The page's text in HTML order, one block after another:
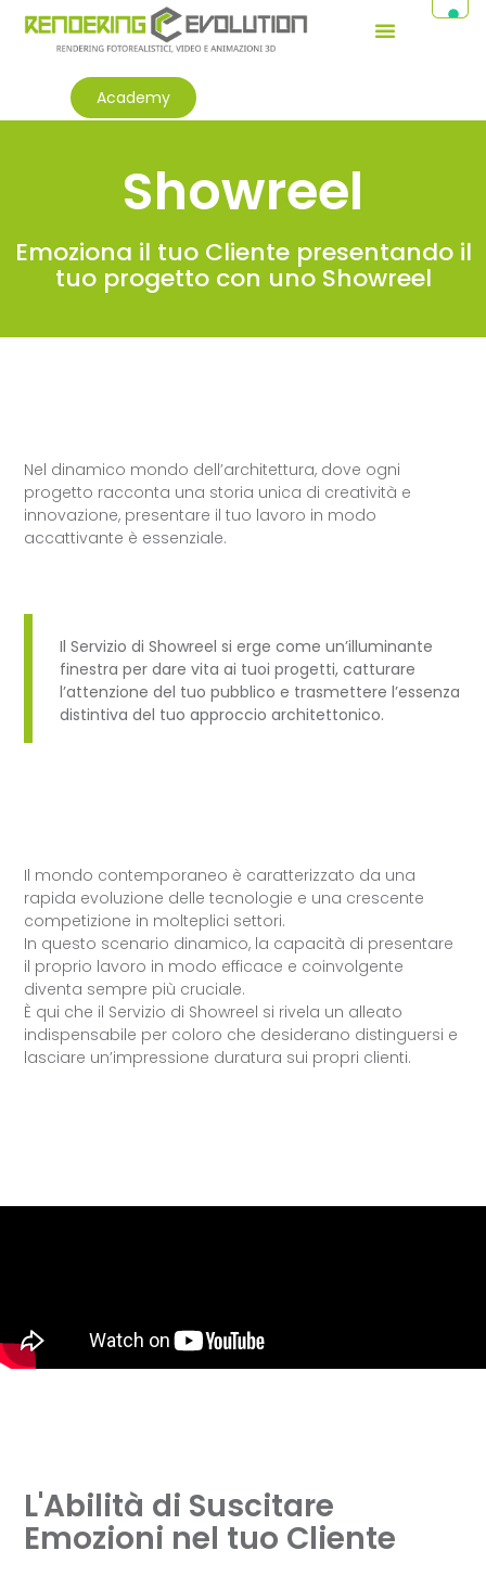
Academy
Showreel
Emoziona il tuo Cliente presentando il
tuo progetto con uno Showreel
Nel dinamico mondo dell’architettura, dove ogni
progetto racconta una storia unica di creatività e
innovazione, presentare il tuo lavoro in modo
accattivante è essenziale.
Il Servizio di Showreel si erge come un’illuminante
finestra per dare vita ai tuoi progetti, catturare
l’attenzione del tuo pubblico e trasmettere l’essenza
distintiva del tuo approccio architettonico.
Il mondo contemporaneo è caratterizzato da una
rapida evoluzione delle tecnologie e una crescente
competizione in molteplici settori.
In questo scenario dinamico, la capacità di presentare
il proprio lavoro in modo efficace e coinvolgente
diventa sempre più cruciale.
È qui che il Servizio di Showreel si rivela un alleato
indispensabile per coloro che desiderano distinguersi e
lasciare un’impressione duratura sui propri clienti.
L'Abilità di Suscitare
Emozioni nel tuo Cliente